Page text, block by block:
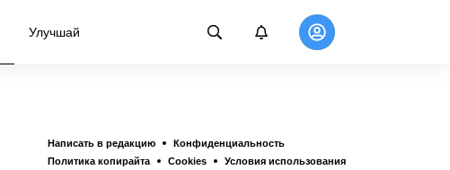
Улучшай
Написать в редакцию
Конфиденциальность
Политика копирайта
Cookies
Условия использования